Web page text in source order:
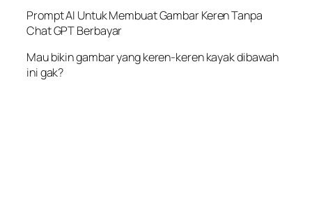
Prompt AI Untuk Membuat Gambar Keren Tanpa
Chat GPT Berbayar
Mau bikin gambar yang keren-keren kayak dibawah
ini gak?